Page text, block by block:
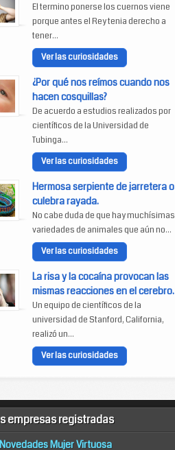
El termino ponerse los cuernos viene
porque antes el Rey tenia derecho a
tener...
Ver las curiosidades
¿Por qué nos reímos cuando nos
hacen cosquillas?
De acuerdo a estudios realizados por
científicos de la Universidad de
Tubinga...
Ver las curiosidades
Hermosa serpiente de jarretera o
culebra rayada.
No cabe duda de que hay muchísimas
variedades de animales que aún no...
Ver las curiosidades
La risa y la cocaína provocan las
mismas reacciones en el cerebro.
Un equipo de científicos de la
universidad de Stanford, California,
realizó un...
Ver las curiosidades
empresas registradas
Novedades Mujer Virtuosa